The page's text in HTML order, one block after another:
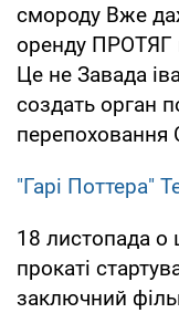
смороду Вже
оренду ПРОТЯГ
Це не Завада
создать орган
перепоховання
"Гарі
18 листопада о
прокаті
заключний